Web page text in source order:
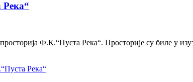
Река“
Ф.К.“Пуста Река“. Просторије су биле у
Река“